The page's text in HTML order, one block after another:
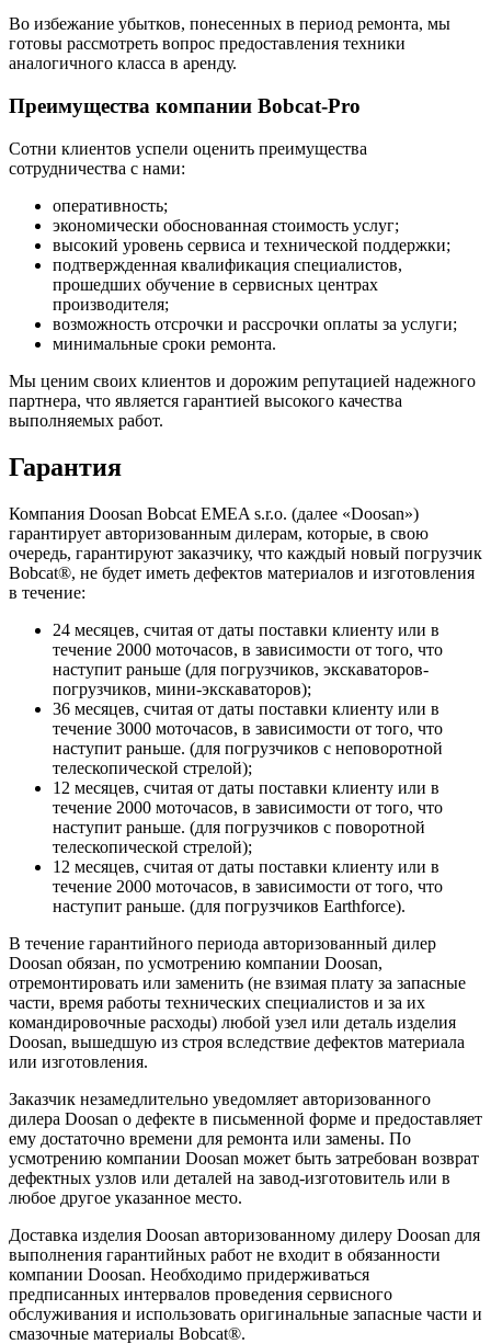
Во избежание убытков, понесенных в период ремонта, мы
готовы рассмотреть вопрос предоставления техники
аналогичного класса в аренду.
Преимущества компании Bobcat-Pro
Сотни клиентов успели оценить преимущества
сотрудничества с нами:
оперативность;
экономически обоснованная стоимость услуг;
высокий уровень сервиса и технической поддержки;
подтвержденная квалификация специалистов,
прошедших обучение в сервисных центрах
производителя;
возможность отсрочки и рассрочки оплаты за услуги;
минимальные сроки ремонта.
Мы ценим своих клиентов и дорожим репутацией надежного
партнера, что является гарантией высокого качества
выполняемых работ.
Гарантия
Компания Doosan Bobcat EMEA s.r.o. (далее «Doosan»)
гарантирует авторизованным дилерам, которые, в свою
очередь, гарантируют заказчику, что каждый новый погрузчик
Bobcat®, не будет иметь дефектов материалов и изготовления
в течение:
24 месяцев, считая от даты поставки клиенту или в
течение 2000 моточасов, в зависимости от того, что
наступит раньше (для погрузчиков, экскаваторов-
погрузчиков, мини-экскаваторов);
36 месяцев, считая от даты поставки клиенту или в
течение 3000 моточасов, в зависимости от того, что
наступит раньше. (для погрузчиков с неповоротной
телескопической стрелой);
12 месяцев, считая от даты поставки клиенту или в
течение 2000 моточасов, в зависимости от того, что
наступит раньше. (для погрузчиков с поворотной
телескопической стрелой);
12 месяцев, считая от даты поставки клиенту или в
течение 2000 моточасов, в зависимости от того, что
наступит раньше. (для погрузчиков Earthforce).
В течение гарантийного периода авторизованный дилер
Doosan обязан, по усмотрению компании Doosan,
отремонтировать или заменить (не взимая плату за запасные
части, время работы технических специалистов и за их
командировочные расходы) любой узел или деталь изделия
Doosan, вышедшую из строя вследствие дефектов материала
или изготовления.
Заказчик незамедлительно уведомляет авторизованного
дилера Doosan о дефекте в письменной форме и предоставляет
ему достаточно времени для ремонта или замены. По
усмотрению компании Doosan может быть затребован возврат
дефектных узлов или деталей на завод-изготовитель или в
любое другое указанное место.
Доставка изделия Doosan авторизованному дилеру Doosan для
выполнения гарантийных работ не входит в обязанности
компании Doosan. Необходимо придерживаться
предписанных интервалов проведения сервисного
обслуживания и использовать оригинальные запасные части и
смазочные материалы Bobcat®.